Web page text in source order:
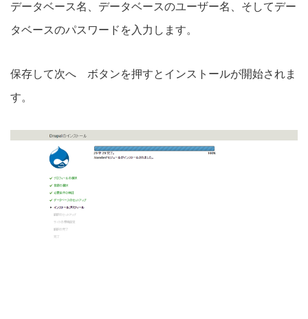
データベース名、データベースのユーザー名、そしてデー
タベースのパスワードを入力します。
保存して次へ ボタンを押すとインストールが開始されま
す。